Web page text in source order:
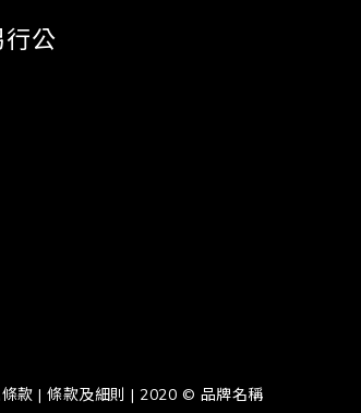
公
條款 | 條款及細則 | 2020 © 品牌名稱